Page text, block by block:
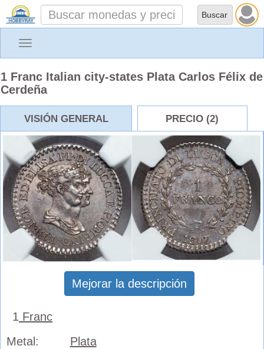
Toggle
1 Franc Italian city-states Plata Carlos Félix de
Cerdeña
VISIÓN GENERAL PRECIO (2)
Mejorar la descripción
1 Franc
Metal:
Plata